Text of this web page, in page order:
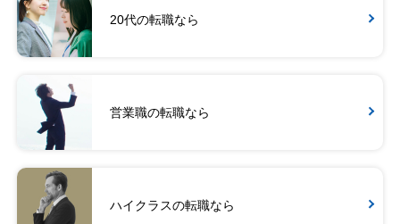
20代の転職なら
営業職の転職なら
ハイクラスの転職なら